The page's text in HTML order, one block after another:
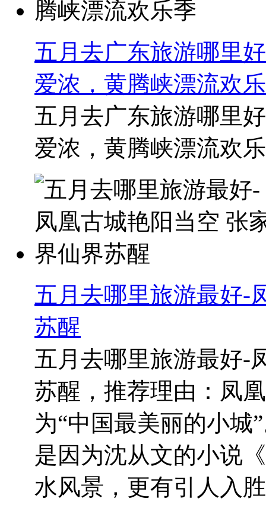
五月去广东旅游哪里
爱浓，黄腾峡漂流欢
五月去广东旅游哪里
爱浓，黄腾峡漂流欢
五月去哪里旅游最好-
苏醒
五月去哪里旅游最好-
苏醒，推荐理由：凤
为“中国最美丽的小城
是因为沈从文的小说
水风景，更有引人入